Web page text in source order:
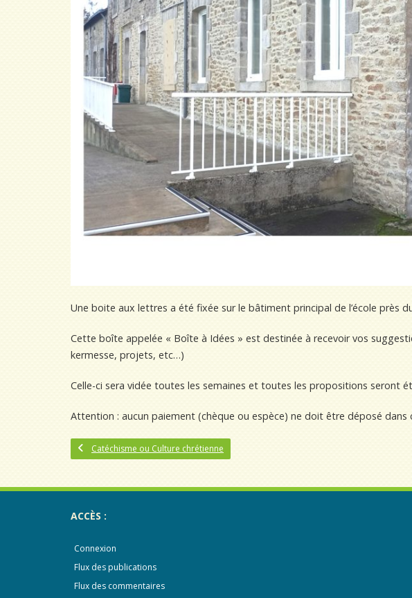
Une boite aux lettres a été fixée sur le bâtiment principal de l’école près
Cette boîte appelée « Boîte à Idées » est destinée à recevoir vos
kermesse, projets, etc…)
Celle-ci sera vidée toutes les semaines et toutes les propositions seront
Attention : aucun paiement (chèque ou espèce) ne doit être déposé dans
Catéchisme ou Culture chrétienne
ACCÈS :
Connexion
Flux des publications
Flux des commentaires